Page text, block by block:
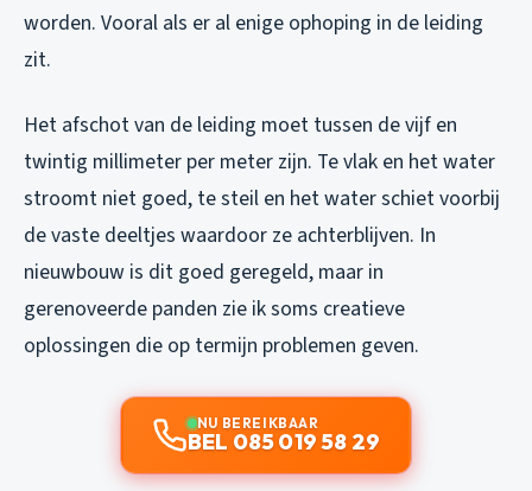
worden. Vooral als er al enige ophoping in de leiding
zit.
Het afschot van de leiding moet tussen de vijf en
twintig millimeter per meter zijn. Te vlak en het water
stroomt niet goed, te steil en het water schiet voorbij
de vaste deeltjes waardoor ze achterblijven. In
nieuwbouw is dit goed geregeld, maar in
gerenoveerde panden zie ik soms creatieve
oplossingen die op termijn problemen geven.
NU BEREIKBAAR
BEL 085 019 58 29